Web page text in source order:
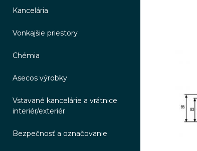
Kancelária
Vonkajšie priestory
Chémia
Asecos výrobky
Vstavané kancelárie a vrátnice
interiér/exteriér
Bezpečnosť a označovanie